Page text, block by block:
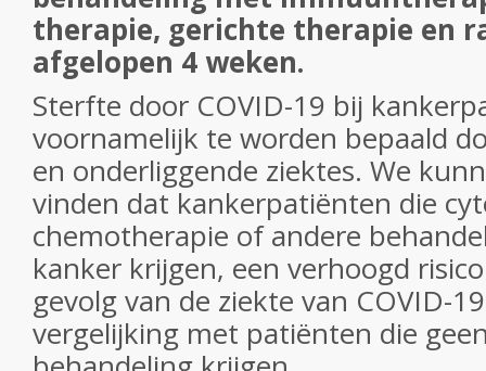
therapie, gerichte therapie en
afgelopen 4 weken.
Sterfte door COVID-19 bij
voornamelijk te worden bepaald
en onderliggende ziektes. We
vinden dat kankerpatiënten die
chemotherapie of andere
kanker krijgen, een verhoogd
gevolg van de ziekte van COVID-
vergelijking met patiënten die